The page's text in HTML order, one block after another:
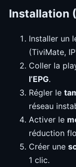
Installation
Installer un
(TiviMate,
Coller la
l’EPG.
Régler le
réseau
Activer le
réduction
Créer une
1 clic.